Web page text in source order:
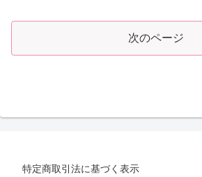
次のページ
特定商取引法に基づく表示